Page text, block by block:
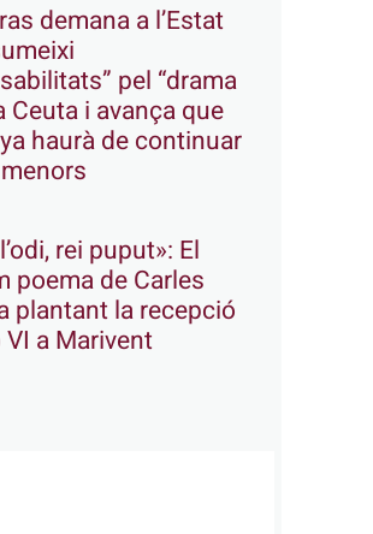
demana a l’Estat
pel “drama
Ceuta i avança que
haurà de continuar
rei puput»: El
poema de Carles
plantant la recepció
a Marivent